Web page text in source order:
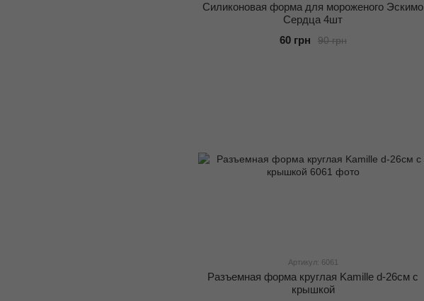
Силиконовая форма для мороженого Эскимо
Сердца 4шт
90 грн
60 грн
Артикул: 6061
Разъемная форма круглая Kamille d-26см с
крышкой